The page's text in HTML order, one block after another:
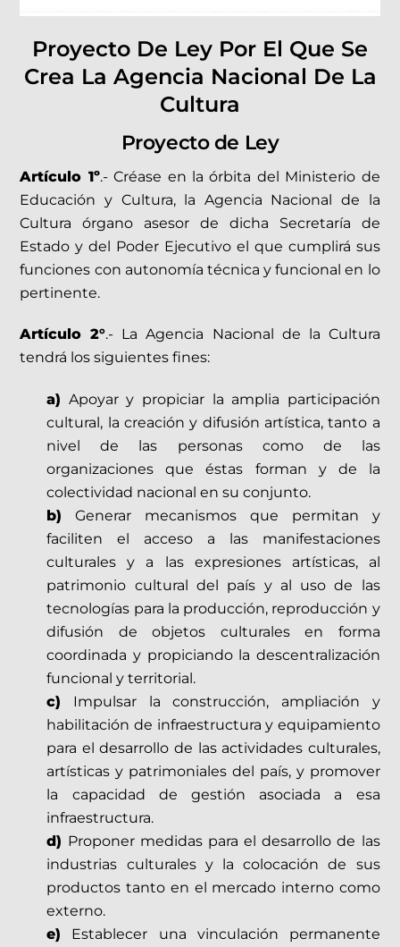
Proyecto De Ley Por El Que Se
Crea La Agencia Nacional De La
Cultura
Proyecto de Ley
Artículo 1º.- Créase en la órbita del Ministerio de
Educación y Cultura, la Agencia Nacional de la
Cultura órgano asesor de dicha Secretaría de
Estado y del Poder Ejecutivo el que cumplirá sus
funciones con autonomía técnica y funcional en lo
pertinente.
Artículo 2°.- La Agencia Nacional de la Cultura
tendrá los siguientes fines:
a) Apoyar y propiciar la amplia participación
cultural, la creación y difusión artística, tanto a
nivel de las personas como de las
organizaciones que éstas forman y de la
colectividad nacional en su conjunto.
b) Generar mecanismos que permitan y
faciliten el acceso a las manifestaciones
culturales y a las expresiones artísticas, al
patrimonio cultural del país y al uso de las
tecnologías para la producción, reproducción y
difusión de objetos culturales en forma
coordinada y propiciando la descentralización
funcional y territorial.
c) Impulsar la construcción, ampliación y
habilitación de infraestructura y equipamiento
para el desarrollo de las actividades culturales,
artísticas y patrimoniales del país, y promover
la capacidad de gestión asociada a esa
infraestructura.
d) Proponer medidas para el desarrollo de las
industrias culturales y la colocación de sus
productos tanto en el mercado interno como
externo.
e) Establecer una vinculación permanente